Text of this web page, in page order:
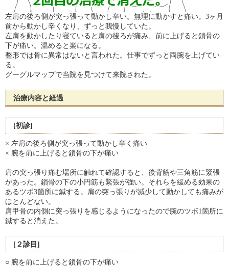
左肩の後ろ側が突っ張って動かし辛い。無理に動かすと痛い。3ヶ月
前から動かし辛くなり、ずっと我慢していた。
左肩を動かしたり寝ていると肩の後ろが痛み、前に上げると鎖骨の
下が痛い。温めると楽になる。
整形では骨に異常はないと言われた。仕事でずっと両腕を上げてい
る。
グーグルマップで当院を見つけて来院された。
治療内容と経過
[初診]
× 左肩の後ろ側が突っ張って動かし辛く痛い
× 腕を前に上げると鎖骨の下が痛い
肩の突っ張り痛む場所に触れて確認すると、後背筋や三角筋に緊張
があった。鎖骨の下の小円筋も緊張が強い。それらを緩める効果の
あるツボ3箇所に鍼する。肩の突っ張りが減少して動かしても痛みが
ほとんどない。
肩甲骨の内側に突っ張りを感じるようになったので腕のツボ1箇所に
鍼すると消えた。
[２診目]
○ 腕を前に上げると鎖骨の下が痛い